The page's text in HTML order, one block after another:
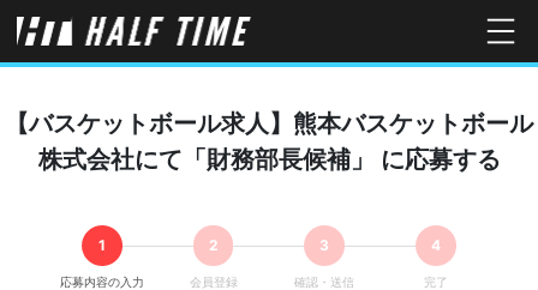
【バスケットボール求人】熊本バスケットボール
株式会社にて「財務部長候補」 に応募する
応募内容の入力 会員登録 確認・送信 完了